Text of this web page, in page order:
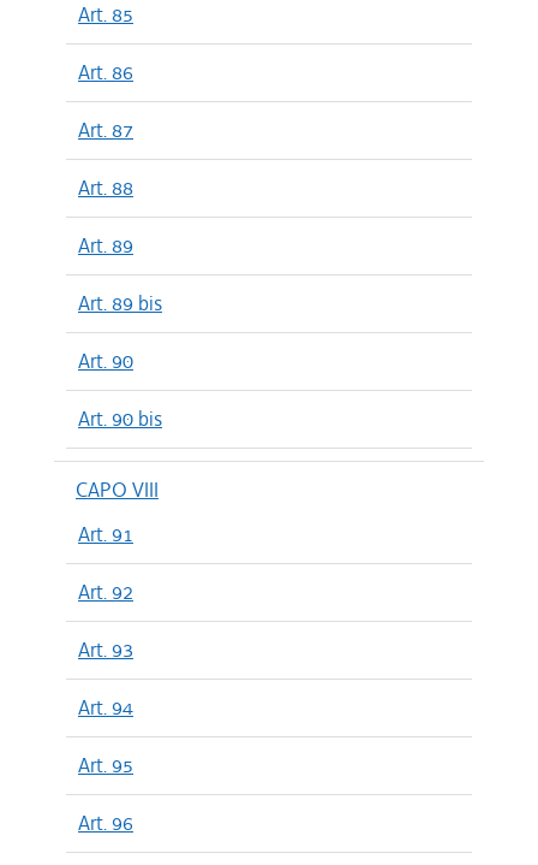
Art. 85
Art. 86
Art. 87
Art. 88
Art. 89
Art. 89 bis
Art. 90
Art. 90 bis
CAPO VIII
Art. 91
Art. 92
Art. 93
Art. 94
Art. 95
Art. 96